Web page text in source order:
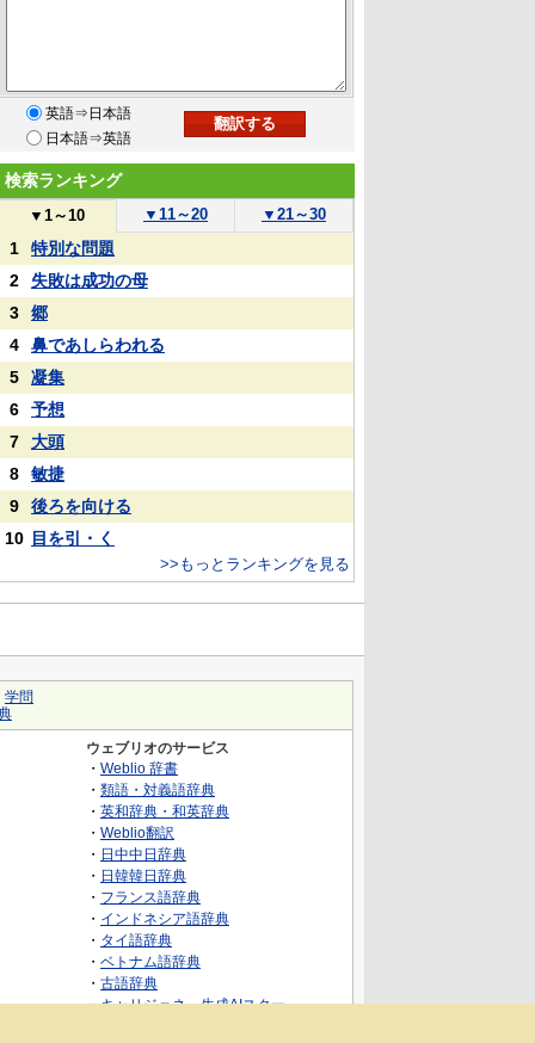
英語⇒日本語
日本語⇒英語
検索ランキング
▼ 1～10 ▼ 11～20 ▼ 21～30
1
特別な問題
2
失敗は成功の母
3
郷
4
鼻であしらわれる
5
凝集
6
予想
7
大頭
8
敏捷
9
後ろを向ける
10 目を引・く
>>もっとランキングを見る
学問
ウェブリオのサービス
・ Weblio 辞書
・ 類語・対義語辞典
・ 英和辞典・和英辞典
・ Weblio翻訳
・ 日中中日辞典
・ 日韓韓日辞典
・ フランス語辞典
・ インドネシア語辞典
・ タイ語辞典
・ ベトナム語辞典
・ 古語辞典
・キャリジェネ～生成AIスクー